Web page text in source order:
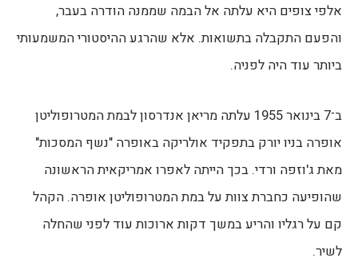
אלפי צופים היא עלתה אל הבמה שממנה הודרה בעבר,
והפעם התקבלה בתשואות. אלא שהרגע ההיסטורי המשמעותי
ביותר עוד היה לפניה.
ב־7 בינואר 1955 עלתה מריאן אנדרסון לבמת המטרופוליטן
אופרה בניו יורק בתפקיד אולריקה באופרה "נשף המסכות"
מאת ג'וזפה ורדי. בכך הייתה לאפרו אמריקאית הראשונה
שהופיעה כחברת צוות על במת המטרופוליטן אופרה. הקהל
קם על רגליו והריע במשך דקות ארוכות עוד לפני שהחלה
לשיר.